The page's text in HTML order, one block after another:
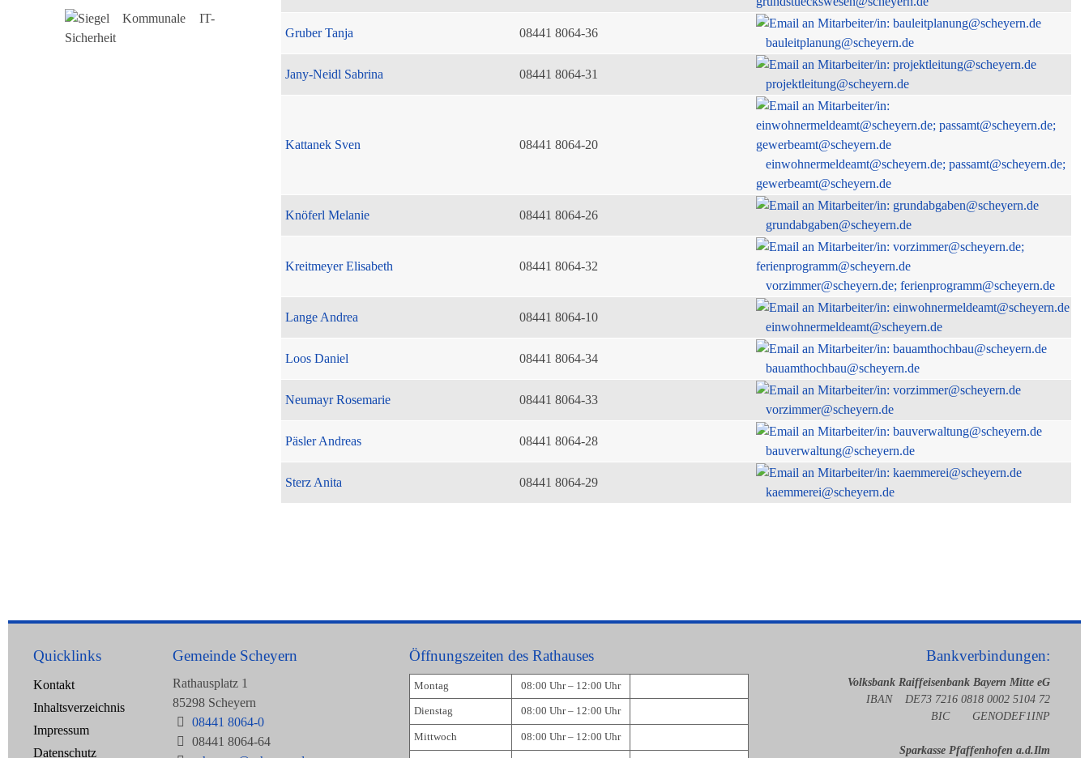
Gruber Tanja 08441 8064-36
bauleitplanung@scheyern.de
Jany-Neidl Sabrina 08441 8064-31
projektleitung@scheyern.de
Kattanek Sven
08441 8064-20
einwohnermeldeamt@scheyern.de; passamt@scheyern.de;
gewerbeamt@scheyern.de
Knöferl Melanie 08441 8064-26
grundabgaben@scheyern.de
Kreitmeyer Elisabeth
08441 8064-32
vorzimmer@scheyern.de; ferienprogramm@scheyern.de
Lange Andrea 08441 8064-10
einwohnermeldeamt@scheyern.de
Loos Daniel 08441 8064-34
bauamthochbau@scheyern.de
Neumayr Rosemarie 08441 8064-33
vorzimmer@scheyern.de
Päsler Andreas 08441 8064-28
bauverwaltung@scheyern.de
Sterz Anita 08441 8064-29
kaemmerei@scheyern.de
Quicklinks
Kontakt
Inhaltsverzeichnis
Impressum
Datenschutz
Gemeinde Scheyern
Rathausplatz 1
85298 Scheyern
08441 8064-0
08441 8064-64
Öffnungszeiten des Rathauses
Montag 08:00 Uhr – 12:00 Uhr
Dienstag 08:00 Uhr – 12:00 Uhr
Mittwoch 08:00 Uhr – 12:00 Uhr
Bankverbindungen:
Volksbank Raiffeisenbank Bayern Mitte eG
IBAN DE73 7216 0818 0002 5104 72
BIC GENODEF1INP
Sparkasse Pfaffenhofen a.d.Ilm